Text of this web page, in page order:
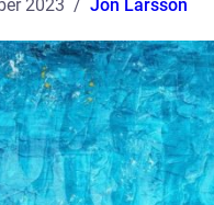
2023 Jon Larsson